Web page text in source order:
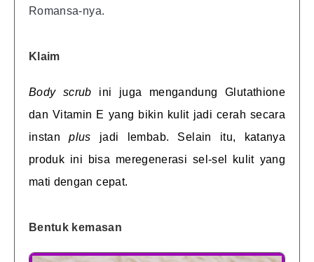
Romansa-nya.
Klaim
Body scrub ini juga mengandung Glutathione
dan Vitamin E yang bikin kulit jadi cerah secara
instanplus jadi lembab. Selain itu, katanya
produk ini bisa meregenerasi sel-sel kulit yang
mati dengan cepat.
Bentuk kemasan